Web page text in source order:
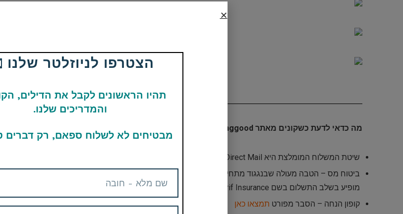
מה כדאי לדעת כשקונים מאתר Banggood:
שיטת המשלוח המומלצת היא Israel Direct Mail
ביטוח מס – הטבה מעולה שבנגגוד מתחייבים להחזיר לכם תשלום מס במידה ושילמתם על החבילה כשהיא
מופיע בשלב התשלום בשם Taarif Insurance הסבר מלא ומפורט כולל תמונות
תמצאו כאן
קופון הנחה – הסבר מפורט תמצאו כאן
הצטרפו לניוזלטר
תהיו הראשונים לקבל את הדילים,
והמדריכים שלנו.
מבטיחים לא לשלוח ספאם, רק דברים